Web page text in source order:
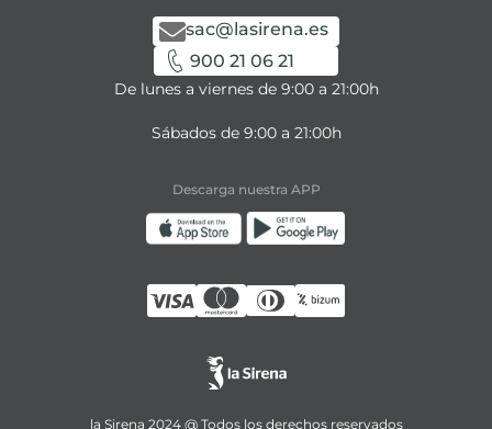
sac@lasirena.es
900 21 06 21
De lunes a viernes de 9:00 a 21:00h
Sábados de 9:00 a 21:00h
Descarga nuestra APP
la Sirena 2024 @ Todos los derechos reservados